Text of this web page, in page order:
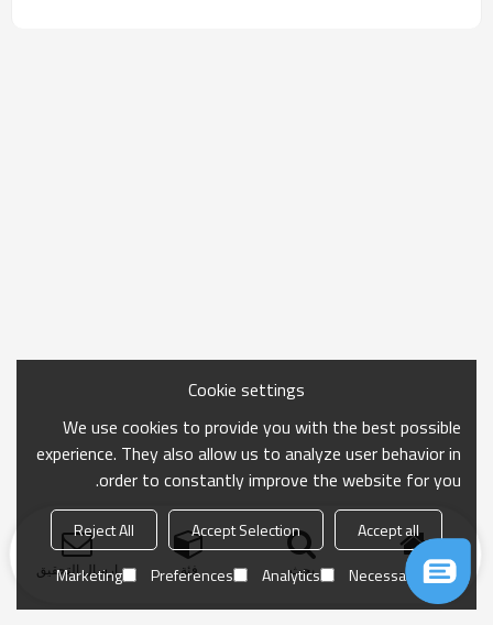
منزل بحث فئة ارسال التحقيق
Cookie settings
We use cookies to provide you with the best possible
experience. They also allow us to analyze user behavior in
order to constantly improve the website for you.
Accept all
Accept Selection
Reject All
Necessary
Analytics
Preferences
Marketing